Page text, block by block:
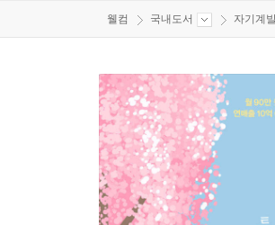
웰컴 국내도서 자기계